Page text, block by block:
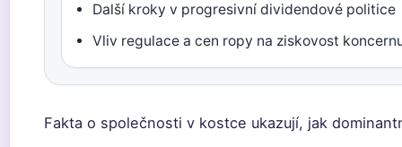
Další kroky v progresivní dividendové politice
Vliv regulace a cen ropy na ziskovost
Fakta o společnosti v kostce ukazují, jak